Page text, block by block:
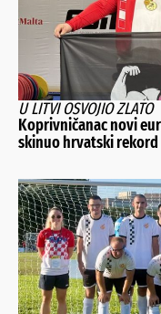
U LITVI OSVOJIO ZLATO
Koprivničanac novi
skinuo hrvatski rekord